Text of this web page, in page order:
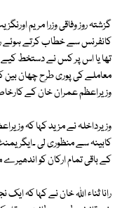
گزشتہ روز وفاقی وزرا مریم
کانفرنس سے خطاب کرتے ہوئے
تھا یا اس پر کس نے دستخط کیے
معاملے کی پوری طرح چھان
وزیراعظم عمران خان کے
وزیرداخلہ نے مزید کہا کہ
کابینہ سے منظوری لی
کے باقی تمام ارکان کو اندھیرے